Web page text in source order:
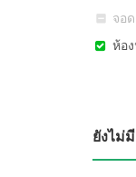
จอ
ห้อ
ยังไม่